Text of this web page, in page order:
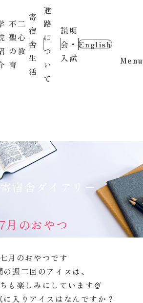
不二
聖心
の教
育
寄
宿
舎
生
活
進
路
に
つ
い
て
説明
会・
入試
English
Menu
寄宿舎ダイアリー
7月のおやつ
七月のおやつです
の週二回のアイスは、
も楽しみにしています🍨
入りアイスはなんですか？